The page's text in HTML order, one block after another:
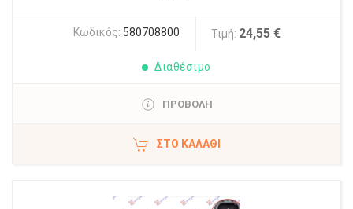
Κωδικός: 580708800 Τιμή: 24,55 €
Διαθέσιμο
ΠΡΟΒΟΛΗ
ΣΤΟ ΚΑΛΆΘΙ